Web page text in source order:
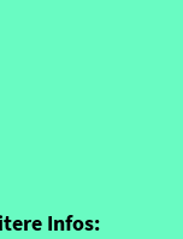
Infos: